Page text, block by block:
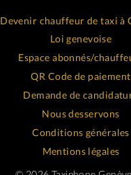
Devenir chauffeur de taxi à
Loi genevoise
Espace abonnés/
QR Code de paiement
Demande de
Nous desservons
Conditions générales
Mentions légales